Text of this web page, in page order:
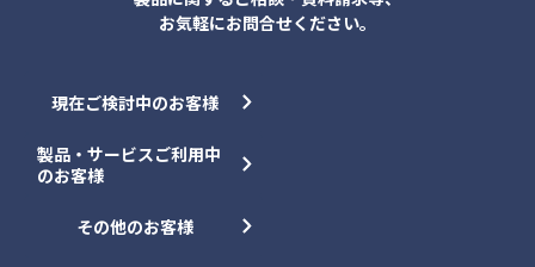
お気軽にお問合せください。
現在ご検討中のお客様
製品・サービスご利用中
のお客様
その他のお客様